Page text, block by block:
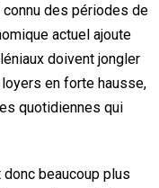
des périodes de
actuel ajoute
doivent jongler
en forte hausse,
quotidiennes qui
beaucoup plus